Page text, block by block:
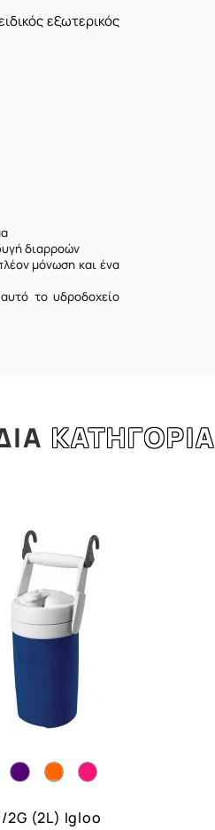
εξωτερικός
διαρροών
μόνωση και ένα
το υδροδοχείο
ΚΑΤΗΓΟΡΙΑ
2G (2L) Igloo